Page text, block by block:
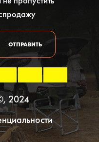
2024
ОТПРАВИТЬ